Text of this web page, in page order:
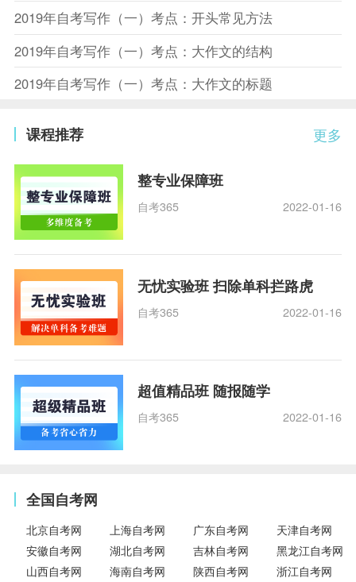
2019年自考写作（一）考点：开头常见方法
2019年自考写作（一）考点：大作文的结构
2019年自考写作（一）考点：大作文的标题
更多
课程推荐
整专业保障班
自考365 2022-01-16
无忧实验班 扫除单科拦路虎
自考365 2022-01-16
超值精品班 随报随学
自考365 2022-01-16
全国自考网
北京自考网 上海自考网 广东自考网
天津自考网
安徽自考网
湖北自考网 吉林自考网
黑龙江自考网
山西自考网
海南自考网 陕西自考网 浙江自考网